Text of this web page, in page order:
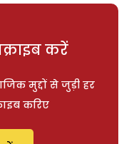
करें
मुद्दों से जुड़ी हर
करिए